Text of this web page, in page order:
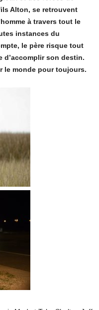
Alton, se retrouvent
à travers tout le
instances du
le père risque tout
d’accomplir son destin.
le monde pour toujours.